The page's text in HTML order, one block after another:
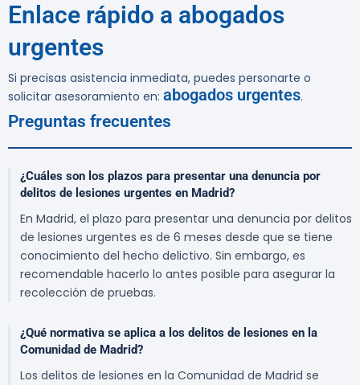
Enlace rápido a abogados
urgentes
Si precisas asistencia inmediata, puedes personarte o
solicitar asesoramiento en: abogados urgentes.
Preguntas frecuentes
¿Cuáles son los plazos para presentar una denuncia por
delitos de lesiones urgentes en Madrid?
En Madrid, el plazo para presentar una denuncia por delitos
de lesiones urgentes es de 6 meses desde que se tiene
conocimiento del hecho delictivo. Sin embargo, es
recomendable hacerlo lo antes posible para asegurar la
recolección de pruebas.
¿Qué normativa se aplica a los delitos de lesiones en la
Comunidad de Madrid?
Los delitos de lesiones en la Comunidad de Madrid se